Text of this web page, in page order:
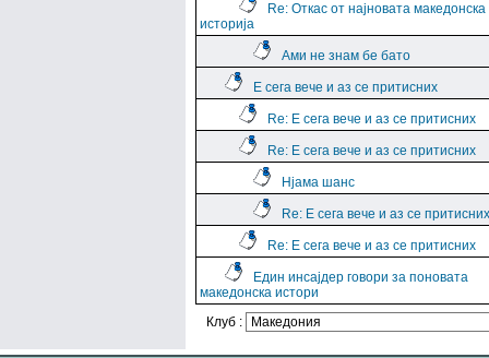
Re: Откас от најновата македонска
историја
Ами не знам бе бато
Е сега вече и аз се притисних
Re: Е сега вече и аз се притисних
Re: Е сега вече и аз се притисних
Нјама шанс
Re: Е сега вече и аз се притисних
Re: Е сега вече и аз се притисних
Един инсајдер говори за поновата
македонска истори
Клуб :